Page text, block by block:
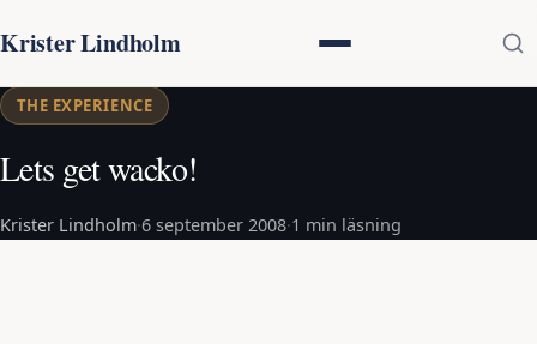
Krister Lindholm
THE EXPERIENCE
Lets get wacko!
Krister Lindholm·6 september 2008·1 min läsning